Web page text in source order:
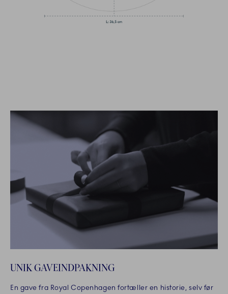
UNIK GAVEINDPAKNING
En gave fra Royal Copenhagen fortæller en historie, selv før